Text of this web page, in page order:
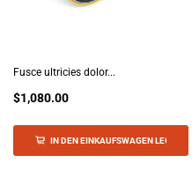
Fusce ultricies dolor...
$1,080.00
IN DEN EINKAUFSWAGEN LEGEN